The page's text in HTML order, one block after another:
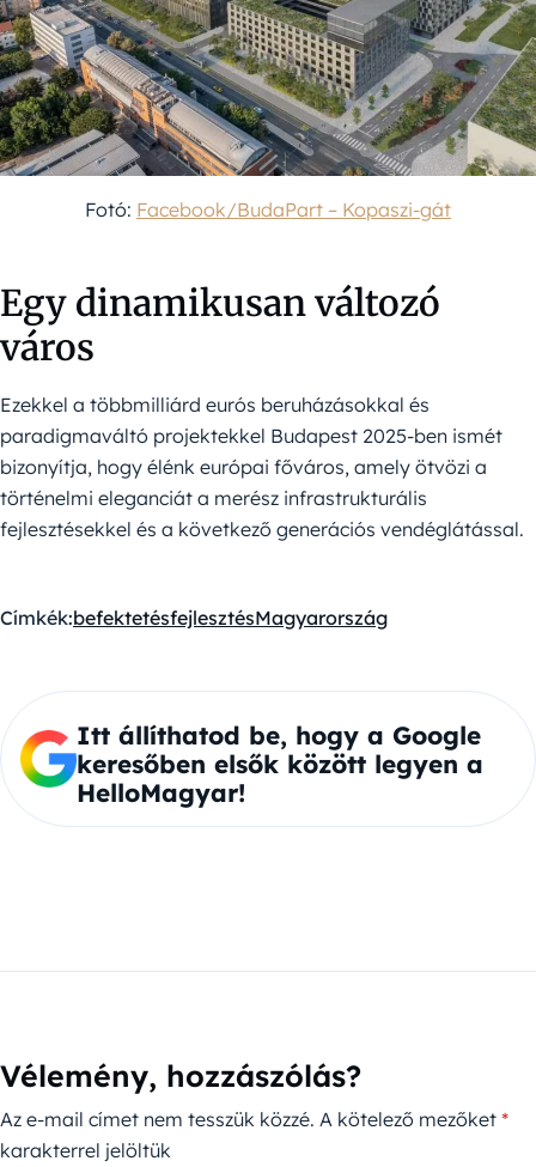
Fotó: Facebook/BudaPart – Kopaszi-gát
Egy dinamikusan változó
város
Ezekkel a többmilliárd eurós beruházásokkal és
paradigmaváltó projektekkel Budapest 2025-ben ismét
bizonyítja, hogy élénk európai főváros, amely ötvözi a
történelmi eleganciát a merész infrastrukturális
fejlesztésekkel és a következő generációs vendéglátással.
Címkék:befektetésfejlesztésMagyarország
Itt állíthatod be, hogy a Google
keresőben elsők között legyen a
HelloMagyar!
Vélemény, hozzászólás?
Az e-mail címet nem tesszük közzé. A kötelező mezőket *
karakterrel jelöltük